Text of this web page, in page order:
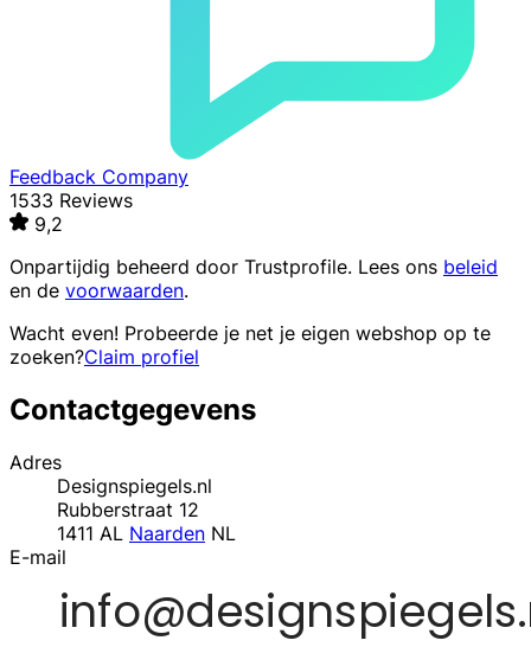
Feedback Company
1533 Reviews
9,2
Onpartijdig beheerd door Trustprofile. Lees ons beleid
en de voorwaarden.
Wacht even! Probeerde je net je eigen webshop op te
zoeken?Claim profiel
Contactgegevens
Adres
Designspiegels.nl
Rubberstraat 12
1411 AL Naarden NL
E-mail